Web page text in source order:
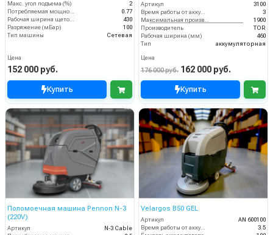
Макс. угол подъема (%)
2
Потребляемая мощность (кВт)
0.77
Рабочая ширина щеток (мм)
430
Разряжение (мБар)
100
Тип машины
Сетевая
Цена
152 000 руб.
Купить
Артикул
3100
Время работы от аккумуляторов (ч)
3
Максимальная производительность (кв.м/час)
1900
Производитель
TOR
Рабочая ширина (мм)
460
Тип
аккумуляторная
Цена
176 000 руб. 162 000 руб.
Купить
Поломоечная машина Pennon N-3
(220V)
Артикул
N-3 Cable
Velargos B50 GEL
Артикул
AN 600100
Время работы от аккумуляторов (ч)
3.5